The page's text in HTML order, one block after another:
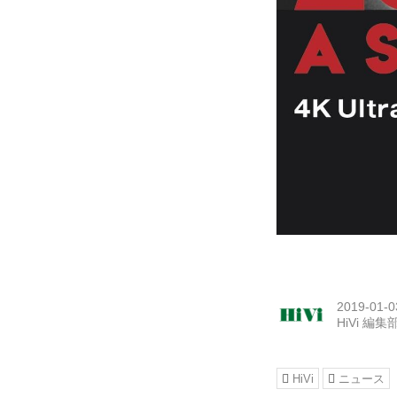
2019-01-
HiVi 編集
HiVi ニュース